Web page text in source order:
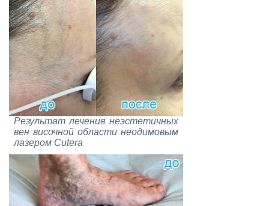
Ре­зуль­тат ле­че­ния неэс­те­тич­ных
вен ви­соч­ной об­ла­сти нео­ди­мо­вым
ла­зе­ром Cutera